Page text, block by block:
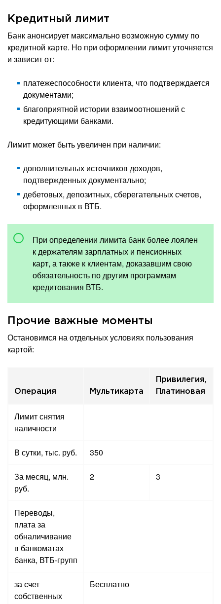
Кредитный лимит
Банк анонсирует максимально возможную сумму по
кредитной карте. Но при оформлении лимит уточняется
и зависит от:
платежеспособности клиента, что подтверждается
документами;
благоприятной истории взаимоотношений с
кредитующими банками.
Лимит может быть увеличен при наличии:
дополнительных источников доходов,
подтвержденных документально;
дебетовых, депозитных, сберегательных счетов,
оформленных в ВТБ.
При определении лимита банк более лоялен
к держателям зарплатных и пенсионных
карт, а также к клиентам, доказавшим свою
обязательность по другим программам
кредитования ВТБ.
Прочие важные моменты
Остановимся на отдельных условиях пользования
картой:
Операция Мультикарта
Привилегия,
Платиновая
Лимит снятия
наличности
В сутки, тыс. руб. 350
За месяц, млн.
руб.
2 3
Переводы,
плата за
обналичивание
в банкоматах
банка, ВТБ-групп
за счет
собственных
Бесплатно